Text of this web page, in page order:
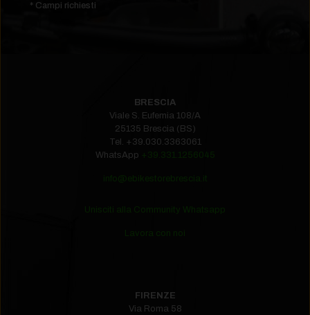
* Campi richiesti
BRESCIA
Viale S. Eufemia 108/A
25135 Brescia (BS)
Tel. +39.030.3363061
WhatsApp +39.331.1256045
info@ebikestorebrescia.it
Unisciti alla Community Whatsapp
Lavora con noi
FIRENZE
Via Roma 58